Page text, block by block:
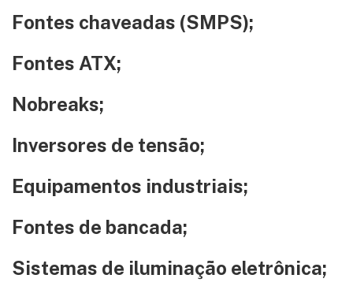
Fontes chaveadas (SMPS);
Fontes ATX;
Nobreaks;
Inversores de tensão;
Equipamentos industriais;
Fontes de bancada;
Sistemas de iluminação eletrônica;